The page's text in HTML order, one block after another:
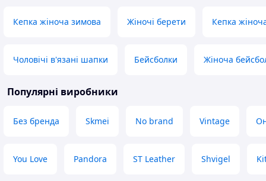
Кепка жіноча зимова Жіночі берети Кепка
Чоловічі в'язані шапки Бейсболки Жіноча
Популярні виробники
Без бренда Skmei No brand Vintage
You Love Pandora ST Leather Shvigel